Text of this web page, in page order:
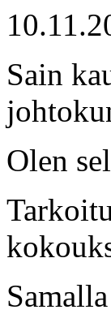
Sain
Olen